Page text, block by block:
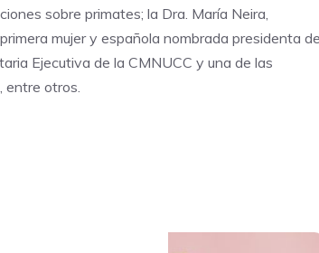
sobre primates; la Dra. María Neira,
mujer y española nombrada presidenta
Ejecutiva de la CMNUCC y una de las
entre otros.